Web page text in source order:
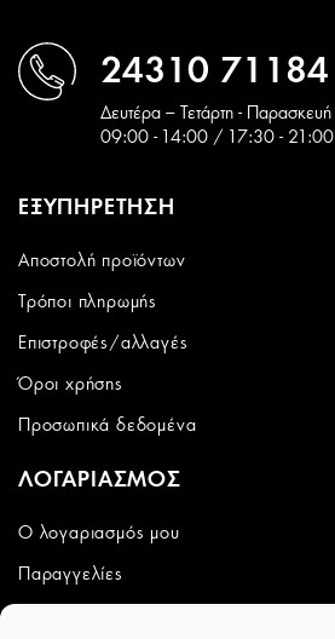
24310 71184
Δευτέρα – Τετάρτη - Παρασκευή
09:00 - 14:00 / 17:30 - 21:00
ΕΞΥΠΗΡΕΤΗΣΗ
Αποστολή προϊόντων
Τρόποι πληρωμής
Επιστροφές/αλλαγές
Όροι χρήσης
Προσωπικά δεδομένα
ΛΟΓΑΡΙΑΣΜΟΣ
Ο λογαριασμός μου
Παραγγελίες